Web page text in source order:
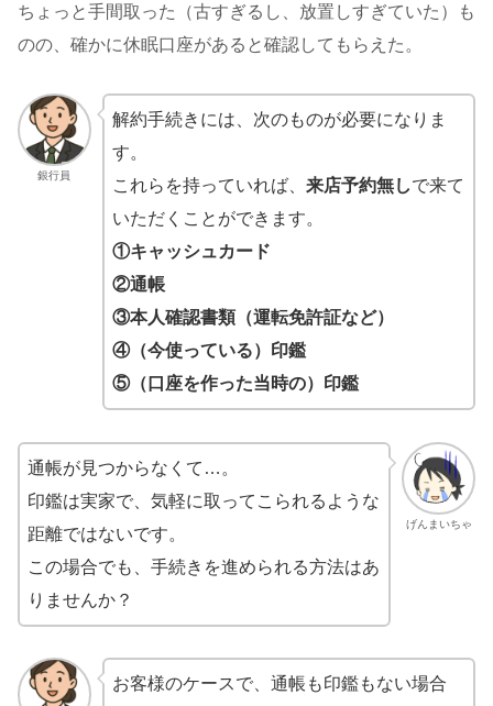
ちょっと手間取った（古すぎるし、放置しすぎていた）も
のの、確かに休眠口座があると確認してもらえた。
銀行員
解約手続きには、次のものが必要になりま
す。
これらを持っていれば、 来店予約無しで来て
いただくことができます。
①キャッシュカード
②通帳
③本人確認書類（運転免許証など）
④（今使っている）印鑑
⑤（口座を作った当時の）印鑑
げんまいちゃ
通帳が見つからなくて…。
印鑑は実家で、気軽に取ってこられるような
距離ではないです。
この場合でも、手続きを進められる方法はあ
りませんか？
お客様のケースで、通帳も印鑑もない場合